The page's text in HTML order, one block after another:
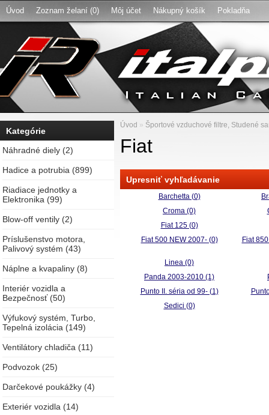
Úvod Zoznam želaní (0) Môj účet Nákupný košík Pokladňa
Kategórie
Náhradné diely (2)
Hadice a potrubia (899)
Riadiace jednotky a
Elektronika (99)
Blow-off ventily (2)
Príslušenstvo motora,
Palivový systém (43)
Náplne a kvapaliny (8)
Interiér vozidla a
Bezpečnosť (50)
Výfukový systém, Turbo,
Tepelná izolácia (149)
Ventilátory chladiča (11)
Podvozok (25)
Darčekové poukážky (4)
Exteriér vozidla (14)
Úvod » Športové vzduchové filtre, Studené
Fiat
Upresniť vyhľadávanie
Barchetta (0)
Croma (0)
Fiat 125 (0)
Fiat 500 NEW 2007- (0)
Fiat
Linea (0)
Panda 2003-2010 (1)
Punto II. séria od 99- (1)
Sedici (0)